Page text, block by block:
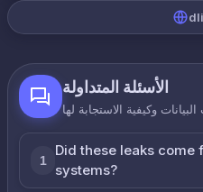
الأسئلة المتداولة
وكيفية الاستجابة لها
1
Did these leaks come
systems?